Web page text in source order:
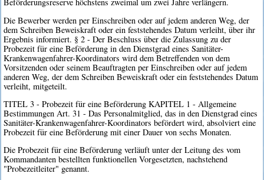
Beförderungsreserve höchstens zweimal um zwei Jahre verlängern.
Die Bewerber werden per Einschreiben oder auf jedem anderen Weg, der
dem Schreiben Beweiskraft oder ein feststehendes Datum verleiht, über ihr
Ergebnis informiert. § 2 - Der Beschluss über die Zulassung zu der
Probezeit für eine Beförderung in den Dienstgrad eines Sanitäter-
Krankenwagenfahrer-Koordinators wird dem Betreffenden von dem
Vorsitzenden oder seinem Beauftragten per Einschreiben oder auf jedem
anderen Weg, der dem Schreiben Beweiskraft oder ein feststehendes Datum
verleiht, mitgeteilt.
TITEL 3 - Probezeit für eine Beförderung KAPITEL 1 - Allgemeine
Bestimmungen Art. 31 - Das Personalmitglied, das in den Dienstgrad eines
Sanitäter-Krankenwagenfahrer-Koordinators befördert wird, absolviert eine
Probezeit für eine Beförderung mit einer Dauer von sechs Monaten.
Die Probezeit für eine Beförderung verläuft unter der Leitung des vom
Kommandanten bestellten funktionellen Vorgesetzten, nachstehend
"Probezeitleiter" genannt.